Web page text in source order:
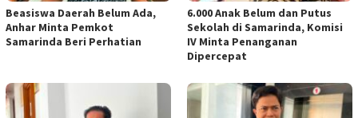
Beasiswa Daerah Belum Ada,
Anhar Minta Pemkot
Samarinda Beri Perhatian
6.000 Anak Belum dan Putus
Sekolah di Samarinda, Komisi
IV Minta Penanganan
Dipercepat